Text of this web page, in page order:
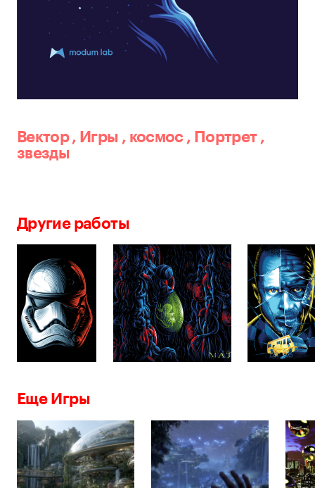
Вектор, Игры , космос , Портрет ,
звезды
Другие работы
Еще Игры